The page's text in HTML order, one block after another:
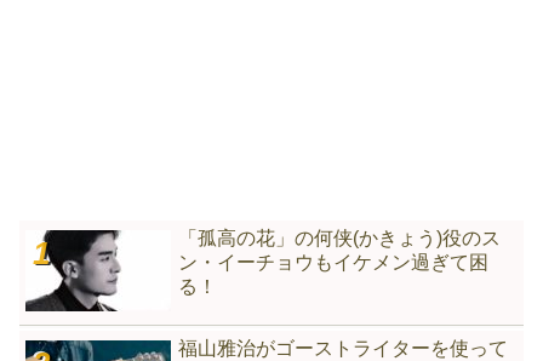
「孤高の花」の何侠(かきょう)役のス
ン・イーチョウもイケメン過ぎて困
る！
福山雅治がゴーストライターを使って